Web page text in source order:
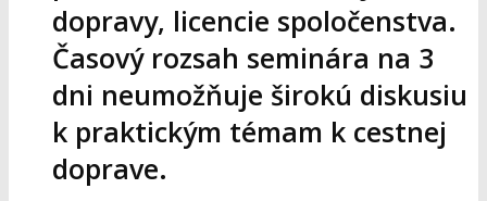
dopravy, licencie spoločenstva.
Časový rozsah seminára na 3
dni neumožňuje širokú diskusiu
k praktickým témam k cestnej
doprave.